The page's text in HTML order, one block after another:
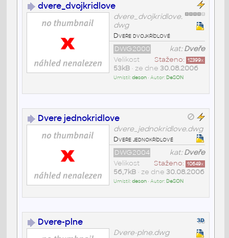
dvere_dvojkridlove
dvere_dvojkridlove.
dwg
Dveře dvojkřídlové
kat:Dveře
DWG2000
Staženo: 12399x
Velikost
53kB• ze dne 30.08.2006
Umístil:deson• Autor: DeSON
Dvere jednokridlove
dvere_jednokridlove.dwg
Dveře jednokřídlové
kat:Dveře
DWG2004
Staženo: 10649x
Velikost
56,7kB• ze dne 30.08.2006
Umístil:deson• Autor: DeSON
Dvere-plne
Dvere-plne.dwg